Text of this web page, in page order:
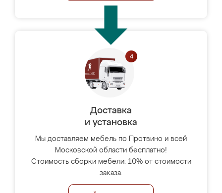
Доставка
и установка
Мы доставляем мебель по Протвино и всей
Московской области бесплатно!
Стоимость сборки мебели: 10% от стоимости
заказа.